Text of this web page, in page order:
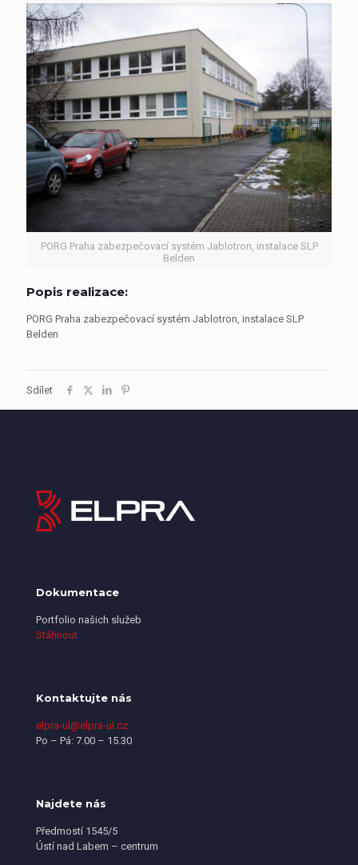
PORG Praha zabezpečovací systém Jablotron, instalace SLP
Belden
Popis realizace:
PORG Praha zabezpečovací systém Jablotron, instalace SLP
Belden
Sdílet
Dokumentace
Portfolio našich služeb
Stáhnout
Kontaktujte nás
elpra-ul@elpra-ul.cz
Po – Pá: 7.00 – 15.30
Najdete nás
Předmostí 1545/5
Ústí nad Labem – centrum